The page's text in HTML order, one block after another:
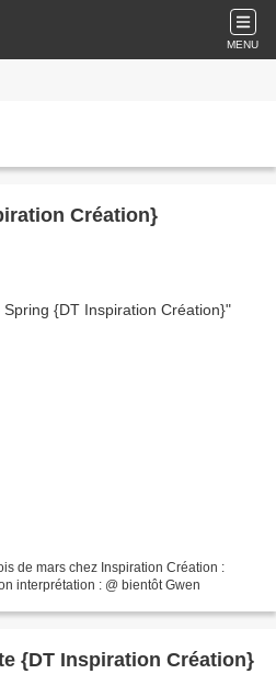
MENU
Création}
de mars chez Inspiration Création :
interprétation : @ bientôt Gwen
{DT Inspiration Création}